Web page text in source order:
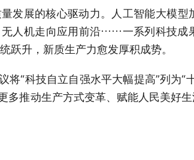
展的核心驱动力。人工智能大模型
人机走向应用前沿……一系列科技成
跃升，新质生产力愈发厚积成势。
“科技自立自强水平大幅提高”列为“
多推动生产方式变革、赋能人民美好